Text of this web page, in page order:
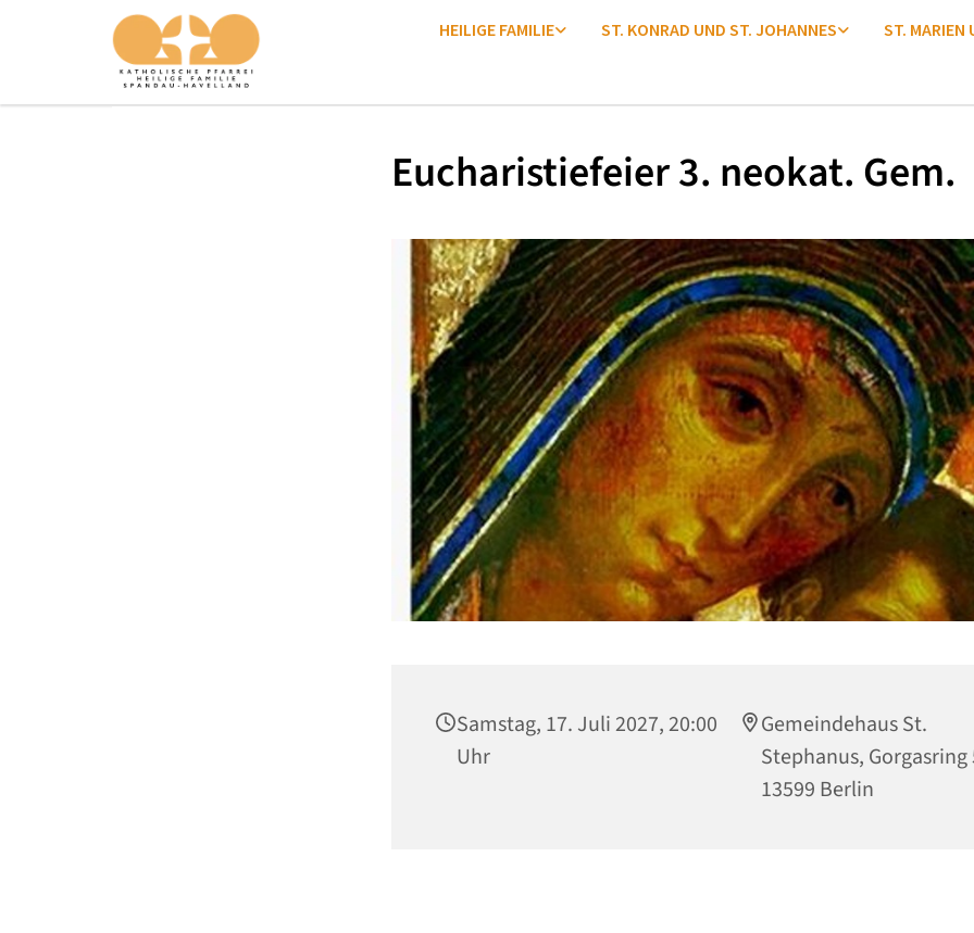
HEILIGE FAMILIE ST. KONRAD UND ST. JOHANNES ST. MARIEN
Eucharistiefeier 3. neokat. Gem.
Samstag, 17. Juli 2027, 20:00
Uhr
Gemeindehaus St.
Stephanus, Gorgasring
13599 Berlin